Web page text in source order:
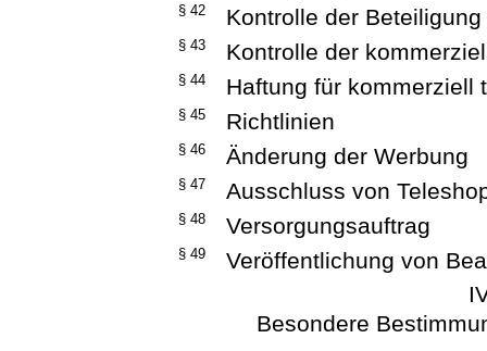
§ 42 Kontrolle der
§ 43 Kontrolle der
§ 44 Haftung für kommerziell
§ 45 Richtlinien
§ 46 Änderung der Werbung
§ 47 Ausschluss von
§ 48 Versorgungsauftrag
§ 49
Veröffentlichung von
Besondere